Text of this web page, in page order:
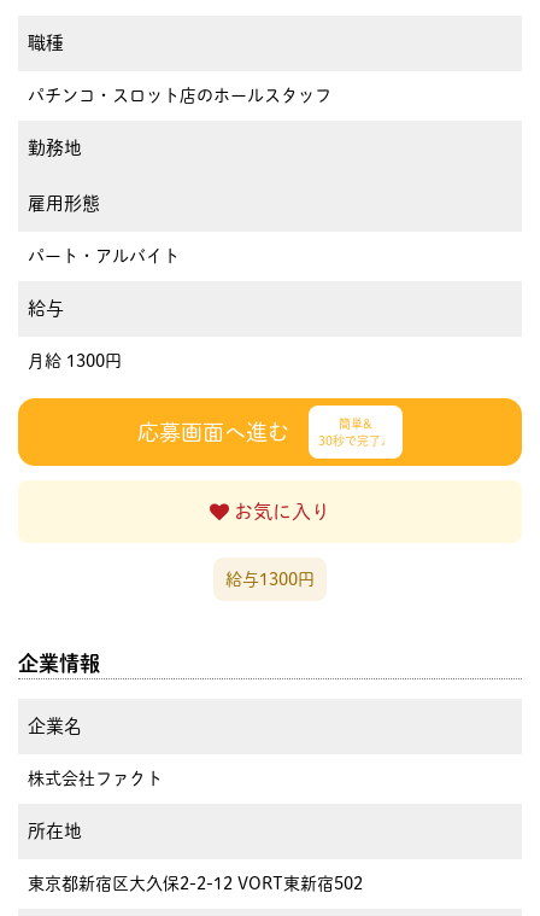
職種
パチンコ・スロット店のホールスタッフ
勤務地
雇用形態
パート・アルバイト
給与
月給 1300円
応募画面へ進む
簡単&
30秒で完了♩
お気に入り
給与1300円
企業情報
企業名
株式会社ファクト
所在地
東京都新宿区大久保2-2-12 VORT東新宿502